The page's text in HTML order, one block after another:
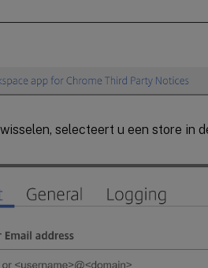
selecteert u een store in